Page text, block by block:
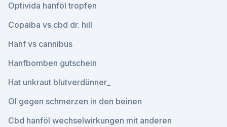
Optivida hanföl tropfen
Copaiba vs cbd dr. hill
Hanf vs cannibus
Hanfbomben gutschein
Hat unkraut blutverdünner_
Öl gegen schmerzen in den beinen
Cbd hanföl wechselwirkungen mit anderen